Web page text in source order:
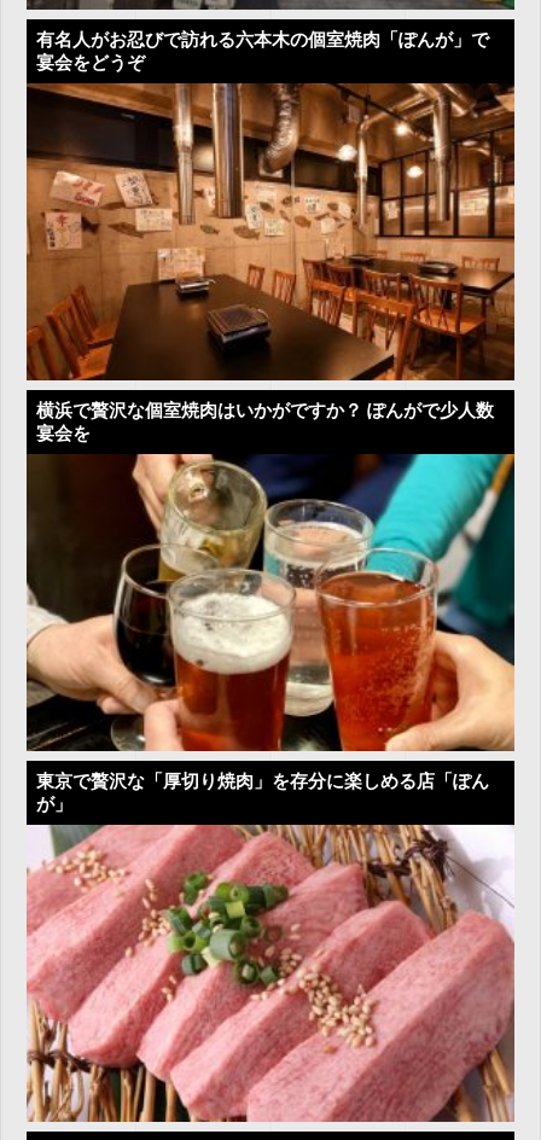
有名人がお忍びで訪れる六本木の個室焼肉「ぽんが」で
宴会をどうぞ
横浜で贅沢な個室焼肉はいかがですか？ ぽんがで少人数
宴会を
東京で贅沢な「厚切り焼肉」を存分に楽しめる店「ぽん
が」